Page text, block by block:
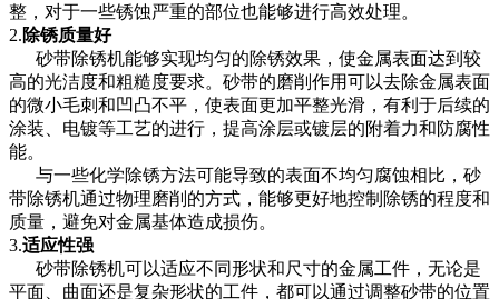
整，对于一些锈蚀严重的部位也能够进行高效处理。
2.除锈质量好
砂带除锈机能够实现均匀的除锈效果，使金属表面达到较
高的光洁度和粗糙度要求。砂带的磨削作用可以去除金属表面
的微小毛刺和凹凸不平，使表面更加平整光滑，有利于后续的
涂装、电镀等工艺的进行，提高涂层或镀层的附着力和防腐性
能。
与一些化学除锈方法可能导致的表面不均匀腐蚀相比，砂
带除锈机通过物理磨削的方式，能够更好地控制除锈的程度和
质量，避免对金属基体造成损伤。
3.适应性强
砂带除锈机可以适应不同形状和尺寸的金属工件，无论是
平面、曲面还是复杂形状的工件，都可以通过调整砂带的位置